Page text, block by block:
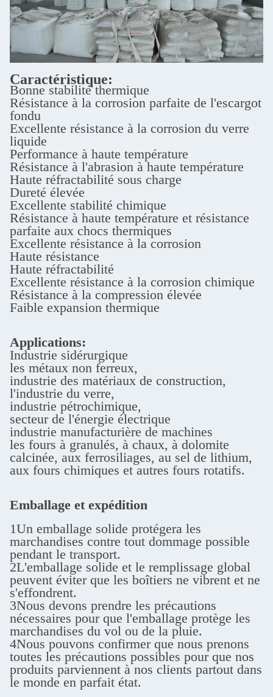
Caractéristique:
Bonne stabilité thermique
Résistance à la corrosion parfaite de l'escargot
fondu
Excellente résistance à la corrosion du verre
liquide
Performance à haute température
Résistance à l'abrasion à haute température
Haute réfractabilité sous charge
Dureté élevée
Excellente stabilité chimique
Résistance à haute température et résistance
parfaite aux chocs thermiques
Excellente résistance à la corrosion
Haute résistance
Haute réfractabilité
Excellente résistance à la corrosion chimique
Résistance à la compression élevée
Faible expansion thermique
Applications:
Industrie sidérurgique
les métaux non ferreux,
industrie des matériaux de construction,
l'industrie du verre,
industrie pétrochimique,
secteur de l'énergie électrique
industrie manufacturière de machines
les fours à granulés, à chaux, à dolomite
calcinée, aux ferrosiliages, au sel de lithium,
aux fours chimiques et autres fours rotatifs.
Emballage et expédition
1Un emballage solide protégera les
marchandises contre tout dommage possible
pendant le transport.
2L'emballage solide et le remplissage global
peuvent éviter que les boîtiers ne vibrent et ne
s'effondrent.
3Nous devons prendre les précautions
nécessaires pour que l'emballage protège les
marchandises du vol ou de la pluie.
4Nous pouvons confirmer que nous prenons
toutes les précautions possibles pour que nos
produits parviennent à nos clients partout dans
le monde en parfait état.